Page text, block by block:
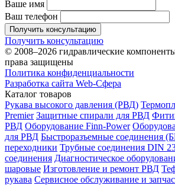
Ваше имя
Ваш телефон
Получить консультацию
Получить консультацию
© 2008–2026 гидравлические
права защищены
Политика конфиденциальности
Разработка сайта Web-Сфера
Каталог товаров
Рукава высокого давления (РВД)
Premier Защитные спирали для РВД
РВД Оборудование Finn-Power
для РВД Быстроразъемные соединения
переходники Трубные соединения DIN
соединения Диагностическое
шаровые Изготовление и ремонт РВД
рукава Сервисное обслуживание и